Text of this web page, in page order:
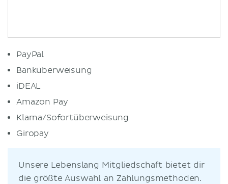
PayPal
Banküberweisung
iDEAL
Amazon Pay
Klarna/Sofortüberweisung
Giropay
Unsere Lebenslang Mitgliedschaft bietet dir
die größte Auswahl an Zahlungsmethoden.